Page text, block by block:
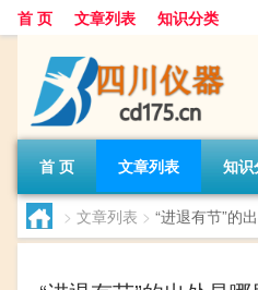
首 页 文章列表 知识分类
首 页 文章列表 知识
> 文章列表 > “进退有节”的